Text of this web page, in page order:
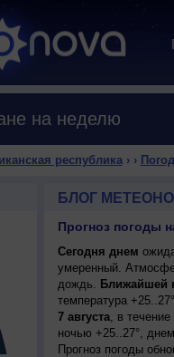
на неделю
республика› ›
БЛОГ
Прогноз погоды
Сегодня днем
умеренный.
дождь. Ближайшей
температура
7 августа, в
ночью +25..27°,
Прогноз погоды